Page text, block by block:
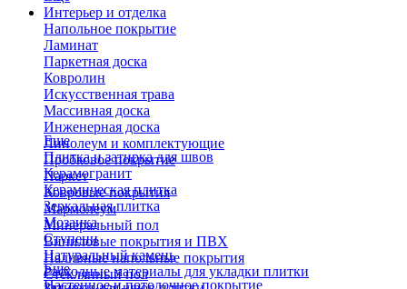
Интерьер и отделка
Напольное покрытие
Ламинат
Паркетная доска
Ковролин
Искусственная трава
Массивная доска
Инженерная доска
Линолеум и комплектующие
Пробковое покрытие
Паркет
Ковровые покрытия
Мармолеум
Минеральный пол
Виниловые покрытия и ПВХ
Наливные напольные покрытия
Стеклянный пол
Еще
Плитка и затирка для швов
Керамогранит
Керамическая плитка
Зеркальная плитка
Мозаика
Ступени
Натуральный камень
Расходные материалы для укладки плитки
Еще
Настенное и потолочное покрытие